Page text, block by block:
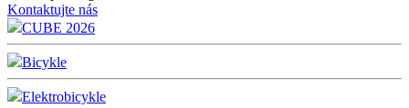
Kontaktujte nás
CUBE 2026
Bicykle
Elektrobicykle